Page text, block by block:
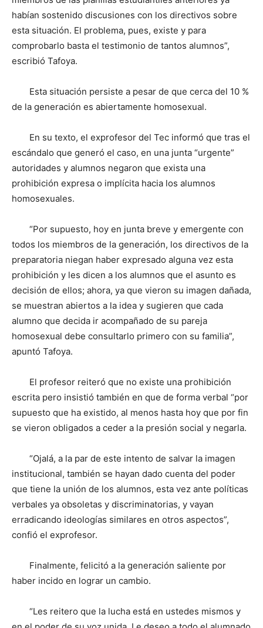
habían sostenido discusiones con los directivos sobre
esta situación. El problema, pues, existe y para
comprobarlo basta el testimonio de tantos alumnos”,
escribió Tafoya.
Esta situación persiste a pesar de que cerca del 10 %
de la generación es abiertamente homosexual.
En su texto, el exprofesor del Tec informó que tras el
escándalo que generó el caso, en una junta “urgente”
autoridades y alumnos negaron que exista una
prohibición expresa o implícita hacia los alumnos
homosexuales.
“Por supuesto, hoy en junta breve y emergente con
todos los miembros de la generación, los directivos de la
preparatoria niegan haber expresado alguna vez esta
prohibición y les dicen a los alumnos que el asunto es
decisión de ellos; ahora, ya que vieron su imagen dañada,
se muestran abiertos a la idea y sugieren que cada
alumno que decida ir acompañado de su pareja
homosexual debe consultarlo primero con su familia”,
apuntó Tafoya.
El profesor reiteró que no existe una prohibición
escrita pero insistió también en que de forma verbal “por
supuesto que ha existido, al menos hasta hoy que por fin
se vieron obligados a ceder a la presión social y negarla.
“Ojalá, a la par de este intento de salvar la imagen
institucional, también se hayan dado cuenta del poder
que tiene la unión de los alumnos, esta vez ante políticas
verbales ya obsoletas y discriminatorias, y vayan
erradicando ideologías similares en otros aspectos”,
confió el exprofesor.
Finalmente, felicitó a la generación saliente por
haber incido en lograr un cambio.
“Les reitero que la lucha está en ustedes mismos y